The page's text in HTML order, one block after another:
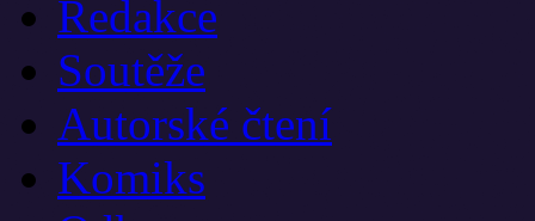
Redakce
Soutěže
Autorské čtení
Komiks